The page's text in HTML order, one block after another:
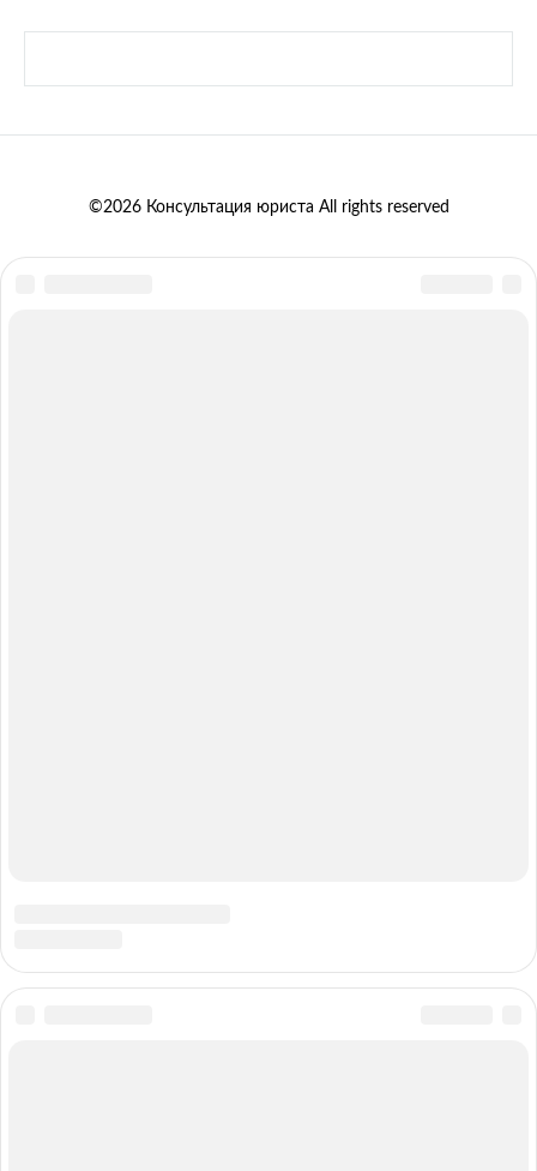
©2026 Консультация юриста All rights reserved